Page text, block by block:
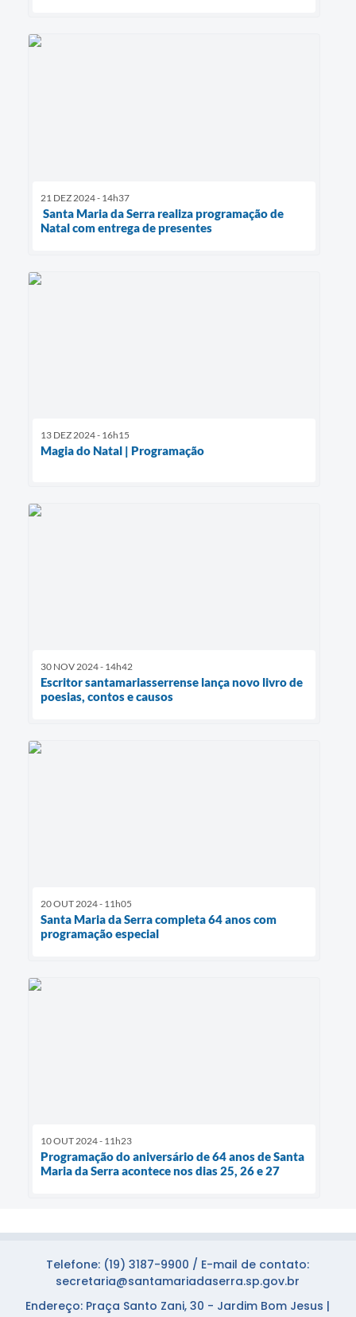
21 DEZ 2024 - 14h37
Santa Maria da Serra realiza programação de
Natal com entrega de presentes
13 DEZ 2024 - 16h15
Magia do Natal | Programação
30 NOV 2024 - 14h42
Escritor santamariasserrense lança novo livro de
poesias, contos e causos
20 OUT 2024 - 11h05
Santa Maria da Serra completa 64 anos com
programação especial
10 OUT 2024 - 11h23
Programação do aniversário de 64 anos de Santa
Maria da Serra acontece nos dias 25, 26 e 27
Telefone: (19) 3187-9900 / E-mail de contato:
secretaria@santamariadaserra.sp.gov.br
Endereço: Praça Santo Zani, 30 - Jardim Bom Jesus |